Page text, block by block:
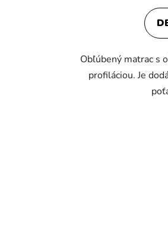
Obľúbený matrac s
profiláciou. Je